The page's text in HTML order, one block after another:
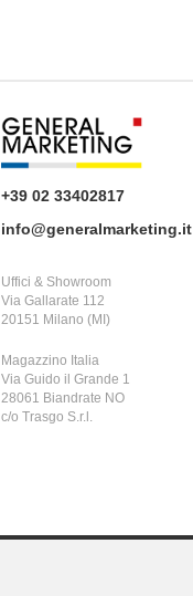
+39 02 33402817
info@generalmarketing.it
Uffici & Showroom
Via Gallarate 112
20151 Milano (MI)
Magazzino Italia
Via Guido il Grande 1
28061 Biandrate NO
c/o Trasgo S.r.l.